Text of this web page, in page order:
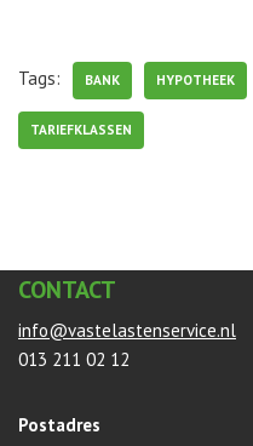
Tags: BANK HYPOTHEEK
TARIEFKLASSEN
CONTACT
info@vastelastenservice.nl
013 211 02 12
Postadres